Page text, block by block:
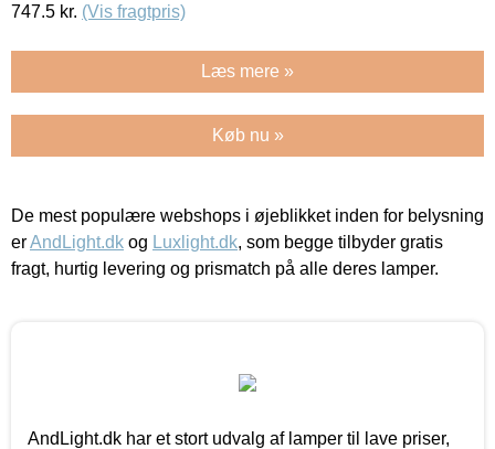
747.5 kr. (Vis fragtpris)
Læs mere »
Køb nu »
De mest populære webshops i øjeblikket inden for belysning
erAndLight.dk og Luxlight.dk, som begge tilbyder gratis
fragt, hurtig levering og prismatch på alle deres lamper.
AndLight.dk har et stort udvalg af lamper til lave priser,